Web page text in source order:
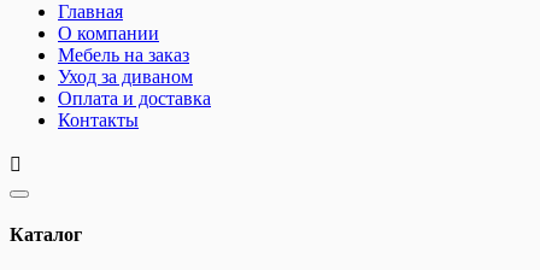
Главная
О компании
Мебель на заказ
Уход за диваном
Оплата и доставка
Контакты
Каталог